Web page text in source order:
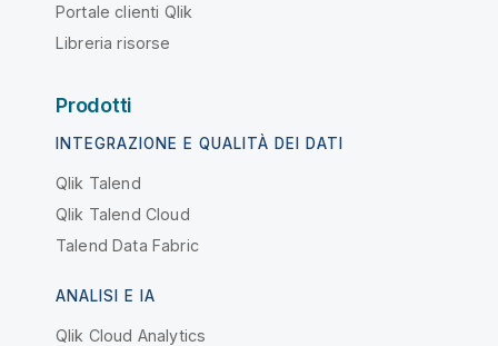
Portale clienti Qlik
Libreria risorse
Prodotti
INTEGRAZIONE E QUALITÀ DEI DATI
Qlik Talend
Qlik Talend Cloud
Talend Data Fabric
ANALISI E IA
Qlik Cloud Analytics